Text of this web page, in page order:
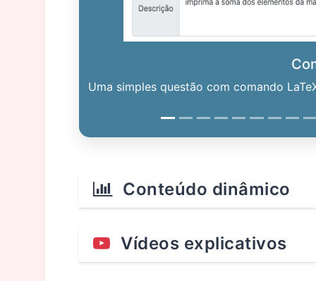
Uma simples questão com comando
Conteúdo dinâmico
Vídeos explicativos